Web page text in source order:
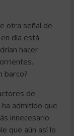
otra señal de
día está
hacer
barco?
de
admitido que
innecesario
que aún así lo